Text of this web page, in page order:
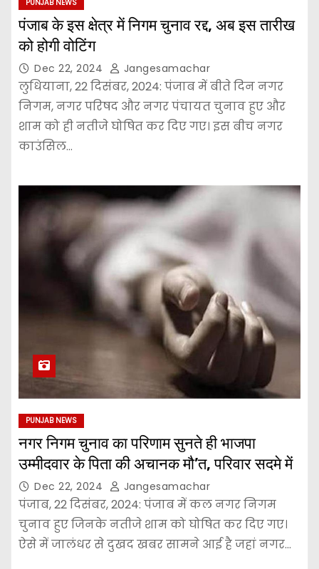
PUNJAB NEWS
पंजाब के इस क्षेत्र में निगम चुनाव रद्द, अब इस तारीख
को होगी वोटिंग
Dec 22, 2024 Jangesamachar
लुधियाना, 22 दिसंबर, 2024: पंजाब में बीते दिन नगर
निगम, नगर परिषद और नगर पंचायत चुनाव हुए और
शाम को ही नतीजे घोषित कर दिए गए। इस बीच नगर
काउंसिल…
PUNJAB NEWS
नगर निगम चुनाव का परिणाम सुनते ही भाजपा
उम्मीदवार के पिता की अचानक मौ’त, परिवार सदमे में
Dec 22, 2024 Jangesamachar
पंजाब, 22 दिसंबर, 2024: पंजाब में कल नगर निगम
चुनाव हुए जिनके नतीजे शाम को घोषित कर दिए गए।
ऐसे में जालंधर से दुखद खबर सामने आई है जहां नगर…